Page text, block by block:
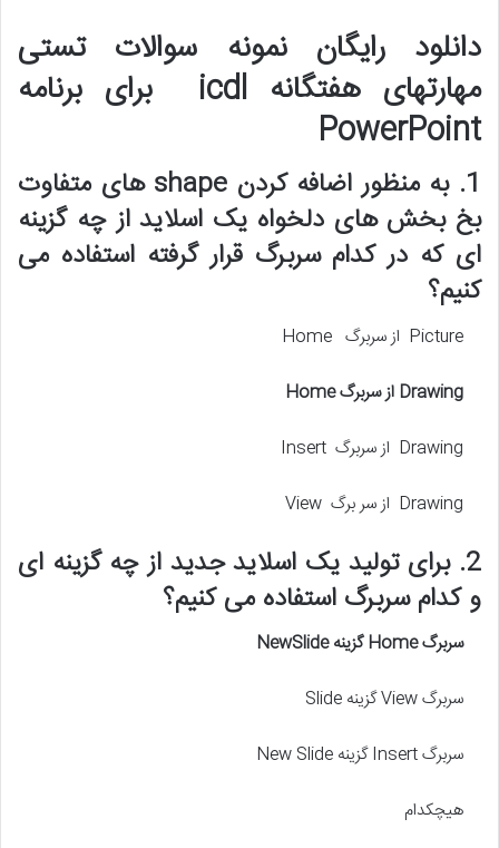
دانلود رایگان نمونه سوالات تستی
مهارتهای هفتگانه icdl برای برنامه
PowerPoint
1. به منظور اضافه کردن shape های متفاوت
بخ بخش های دلخواه یک اسلاید از چه گزینه
ای که در کدام سربرگ قرار گرفته استفاده می
کنیم؟
Drawing از سربرگHome
2. برای تولید یک اسلاید جدید از چه گزینه ای
و کدام سربرگ استفاده می کنیم؟
سربرگHomeگزینهNewSlide
سربرگ View گزینه Slide
سربرگ Insert گزینه New Slide
هیچکدام